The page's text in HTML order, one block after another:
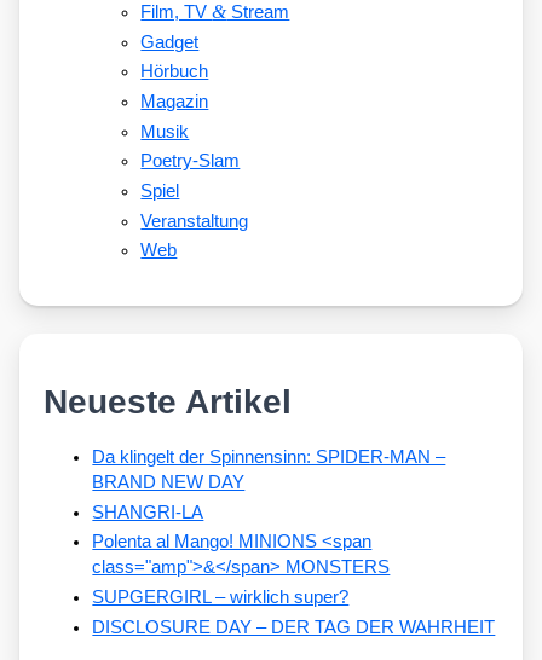
Film, TV&Stream
Gadget
Hörbuch
Magazin
Musik
Poetry-Slam
Spiel
Veranstaltung
Web
Neueste Artikel
Da klingelt der Spinnensinn: SPIDER-MAN –
BRAND NEW DAY
SHANGRI-LA
Polenta al Mango! MINIONS <span
class="amp">&</span> MONSTERS
SUPGERGIRL – wirklich super?
DISCLOSURE DAY – DER TAG DER WAHRHEIT